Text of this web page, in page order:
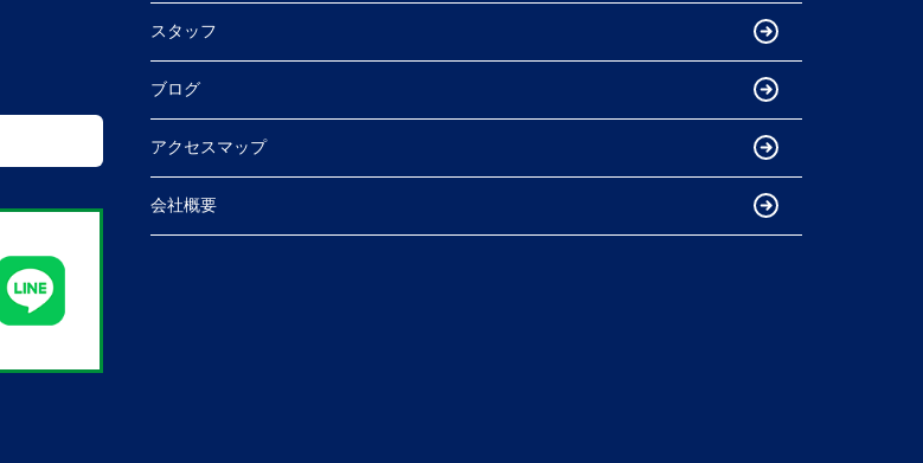
スタッフ
ブログ
アクセスマップ
会社概要